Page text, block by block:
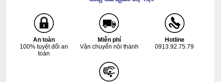
An toàn
100% tuyệt đối an
toàn
Miễn phí
Vận chuyển nội thành
Hotline
0913.92.75.79